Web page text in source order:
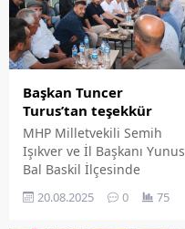
Başkan Tuncer
Turus’tan teşekkür
MHP Milletvekili Semih
Işıkver ve İl Başkanı Yunus
Bal Baskil İlçesinde
temaslarda bulundu.
Belediye Başkanı Tuncer
20.08.2025 0 75